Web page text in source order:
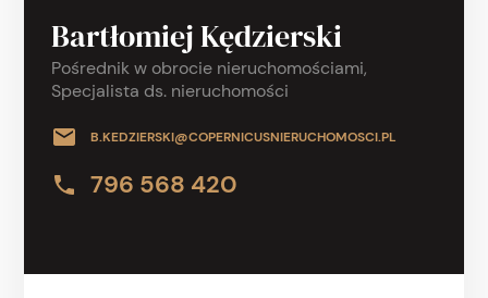
Bartłomiej Kędzierski
Pośrednik w obrocie nieruchomościami,
Specjalista ds. nieruchomości
B.KEDZIERSKI@COPERNICUSNIERUCHOMOSCI.PL
796 568 420